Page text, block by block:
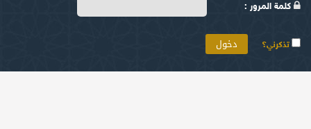
كلمة المرور :
تذكرني؟